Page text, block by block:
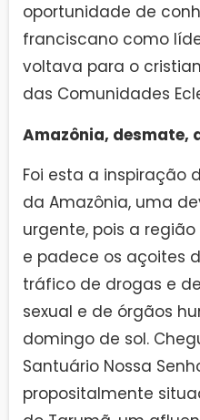
oportunidade de
franciscano como
voltava para o
das Comunidades
Amazônia, desmate,
Foi esta a inspiração
da Amazônia, uma
urgente, pois a
e padece os açoites
tráfico de drogas e
sexual e de órgãos
domingo de sol.
Santuário Nossa
propositalmente